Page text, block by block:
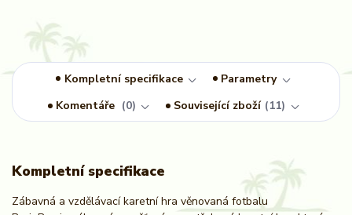
Kompletní specifikace
Parametry
Komentáře
0 Související zboží 11
Kompletní specifikace
Zábavná a vzdělávací karetní hra věnovaná fotbalu